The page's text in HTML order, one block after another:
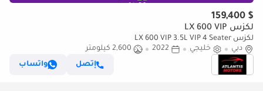
$ 159,400
لكزس LX 600 VIP
لكزس LX 600 VIP 3.5L VIP 4 Seater
دبي
خليجي 2022
2,600 كيلومتر
إتصل
واتساب